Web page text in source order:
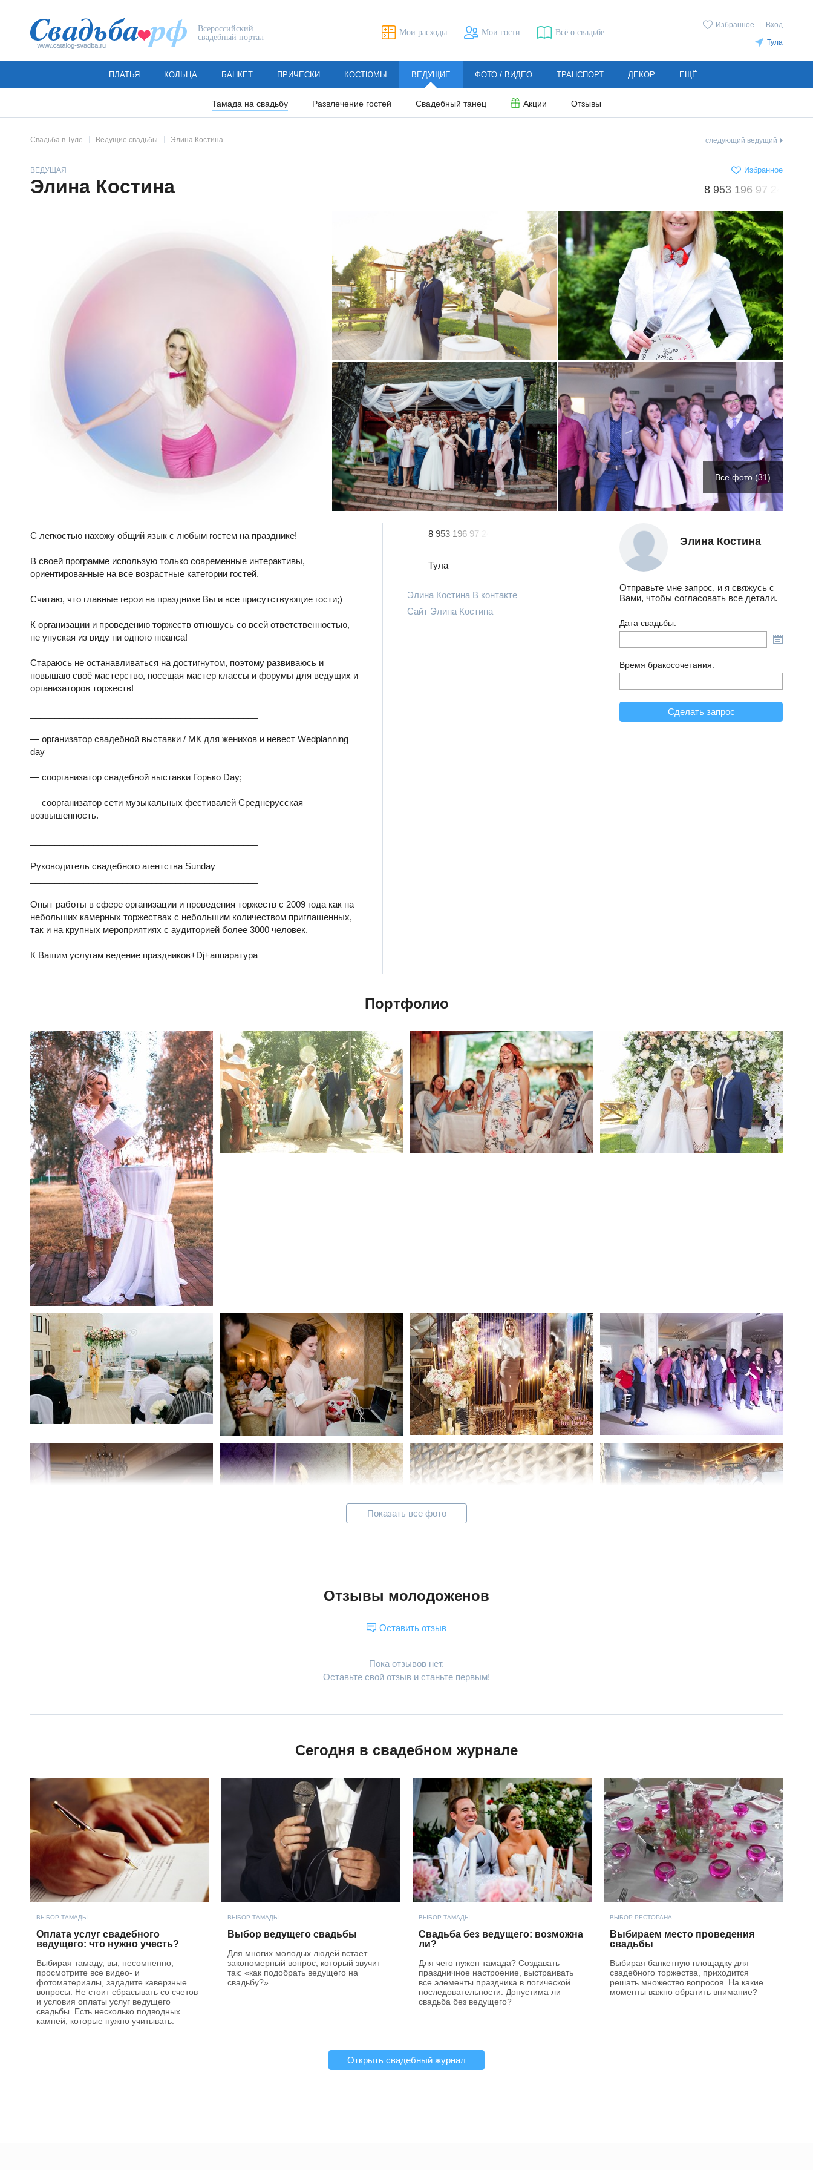
Всероссийский
свадебный портал
Избранное Вход
Тула
Мои расходы Мои гости Всё о свадьбе
ПЛАТЬЯ КОЛЬЦА БАНКЕТ ПРИЧЕСКИ КОСТЮМЫ ВЕДУЩИЕ
Тамада на свадьбу Развлечение гостей Свадебный танец Акции Отзывы
ФОТО / ВИДЕО ТРАНСПОРТ ДЕКОР ЕЩЁ...
следующий ведущий
Свадьба в Туле Ведущие свадьбы Элина Костина
ВЕДУЩАЯ
Элина Костина
Избранное
8 953 196 97 24
Все фото (31)
С легкостью нахожу общий язык с любым гостем на празднике!
В своей программе использую только современные интерактивы,
ориентированные на все возрастные категории гостей.
Считаю, что главные герои на празднике Вы и все присутствующие гости;)
К организации и проведению торжеств отношусь со всей ответственностью,
не упуская из виду ни одного нюанса!
Стараюсь не останавливаться на достигнутом, поэтому развиваюсь и
повышаю своё мастерство, посещая мастер классы и форумы для ведущих и
организаторов торжеств!
— организатор свадебной выставки / МК для женихов и невест Wedplanning
day
— соорганизатор свадебной выставки Горько Day;
— соорганизатор сети музыкальных фестивалей Среднерусская
возвышенность.
Руководитель свадебного агентства Sunday
Опыт работы в сфере организации и проведения торжеств с 2009 года как на
небольших камерных торжествах с небольшим количеством приглашенных,
так и на крупных мероприятиях с аудиторией более 3000 человек.
К Вашим услугам ведение праздников+Dj+аппаратура
8 953 196 97 24
Тула
Элина Костина В контакте
Сайт Элина Костина
Элина Костина
Отправьте мне запрос, и я свяжусь с
Вами, чтобы согласовать все детали.
Дата свадьбы:
Время бракосочетания:
Сделать запрос
Портфолио
Показать все фото
Отзывы молодоженов
Оставить отзыв
Пока отзывов нет.
Оставьте свой отзыв и станьте первым!
Сегодня в свадебном журнале
ВЫБОР ТАМАДЫ
Оплата услуг свадебного
ведущего: что нужно учесть?
Выбирая тамаду, вы, несомненно,
просмотрите все видео- и
фотоматериалы, зададите каверзные
вопросы. Не стоит сбрасывать со счетов
и условия оплаты услуг ведущего
свадьбы. Есть несколько подводных
камней, которые нужно учитывать.
ВЫБОР ТАМАДЫ
Выбор ведущего свадьбы
Для многих молодых людей встает
закономерный вопрос, который звучит
так: «как подобрать ведущего на
свадьбу?».
ВЫБОР ТАМАДЫ
Свадьба без ведущего: возможна
ли?
Для чего нужен тамада? Создавать
праздничное настроение, выстраивать
все элементы праздника в логической
последовательности. Допустима ли
свадьба без ведущего?
ВЫБОР РЕСТОРАНА
Выбираем место проведения
свадьбы
Выбирая банкетную площадку для
свадебного торжества, приходится
решать множество вопросов. На какие
моменты важно обратить внимание?
Открыть свадебный журнал